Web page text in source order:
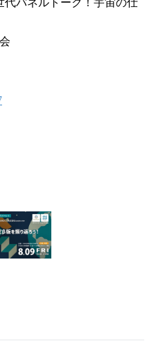
パネルトーク！宇宙の仕